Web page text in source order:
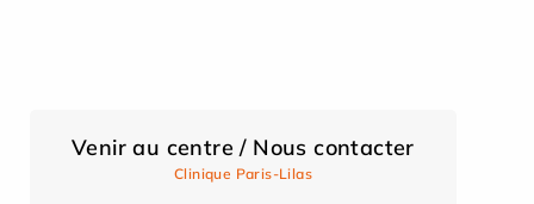
Venir au centre / Nous contacter
Clinique Paris-Lilas